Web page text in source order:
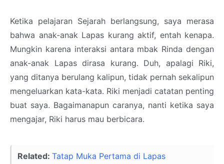
Ketika pelajaran Sejarah berlangsung, saya merasa
bahwa anak-anak Lapas kurang aktif, entah kenapa.
Mungkin karena interaksi antara mbak Rinda dengan
anak-anak Lapas dirasa kurang. Duh, apalagi Riki,
yang ditanya berulang kalipun, tidak pernah sekalipun
mengeluarkan kata-kata. Riki menjadi catatan penting
buat saya. Bagaimanapun caranya, nanti ketika saya
mengajar, Riki harus mau berbicara.
Related: Tatap Muka Pertama di Lapas